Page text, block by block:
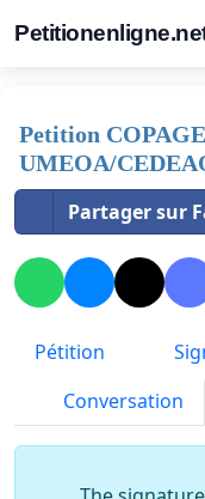
Petition
UMEOA/
Partager sur
Pétition
Conversation